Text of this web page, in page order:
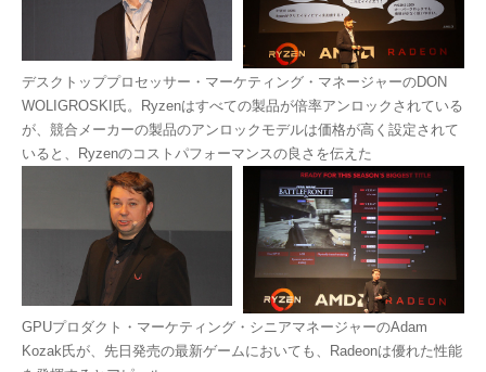
デスクトッププロセッサー・マーケティング・マネージャーのDON
WOLIGROSKI氏。Ryzenはすべての製品が倍率アンロックされている
が、競合メーカーの製品のアンロックモデルは価格が高く設定されて
いると、Ryzenのコストパフォーマンスの良さを伝えた
GPUプロダクト・マーケティング・シニアマネージャーのAdam
Kozak氏が、先日発売の最新ゲームにおいても、Radeonは優れた性能